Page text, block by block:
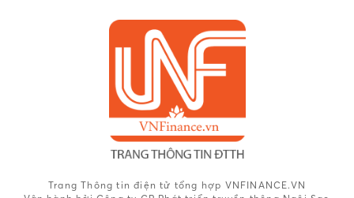
Trang Thông tin điện tử tổng hợp VNFINANCE.VN